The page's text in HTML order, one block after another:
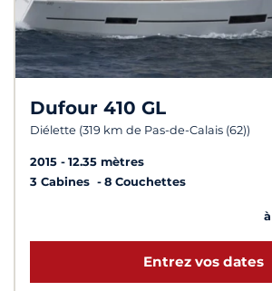
Dufour 410 GL
Diélette (319 km de Pas-de-Calais (62))
2015
12.35 mètres
3 Cabines
8 Couchettes
Entrez vos dates